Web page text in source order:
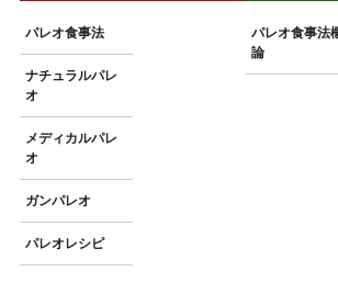
パレオ食事法
ナチュラルパレ
オ
メディカルパレ
オ
ガンパレオ
パレオレシピ
パレオ食事法
論